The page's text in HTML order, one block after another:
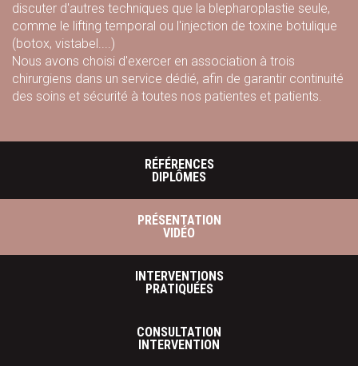
discuter d'autres techniques que la blepharoplastie seule,
comme le lifting temporal ou l'injection de toxine botulique
(botox, vistabel....)
Nous avons choisi d'exercer en association à trois
chirurgiens dans un service dédié, afin de garantir continuité
des soins et sécurité à toutes nos patientes et patients.
RÉFÉRENCES
DIPLÔMES
PRÉSENTATION
VIDÉO
INTERVENTIONS
PRATIQUÉES
CONSULTATION
INTERVENTION